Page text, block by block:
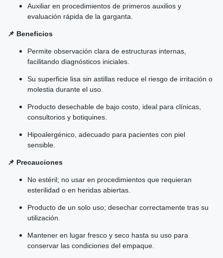
Auxiliar en procedimientos de primeros auxilios y
evaluación rápida de la garganta.
📌 Beneficios
Permite observación clara de estructuras internas,
facilitando diagnósticos iniciales.
Su superficie lisa sin astillas reduce el riesgo de irritación o
molestia durante el uso.
Producto desechable de bajo costo, ideal para clínicas,
consultorios y botiquines.
Hipoalergénico, adecuado para pacientes con piel
sensible.
📌 Precauciones
No estéril; no usar en procedimientos que requieran
esterilidad o en heridas abiertas.
Producto de un solo uso; desechar correctamente tras su
utilización.
Mantener en lugar fresco y seco hasta su uso para
conservar las condiciones del empaque.